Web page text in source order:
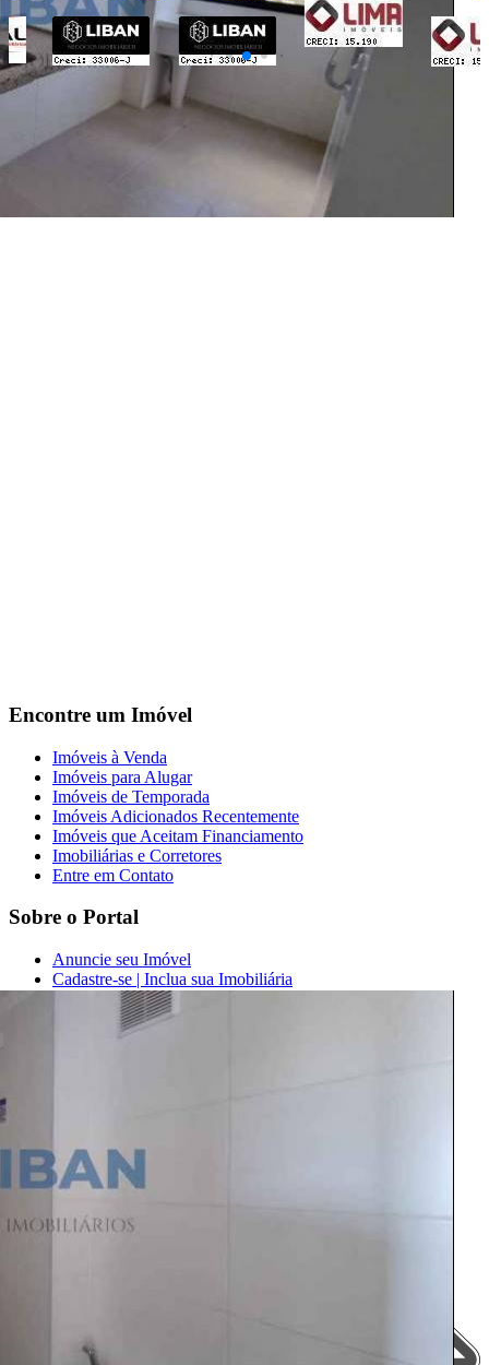
Últimos Imóveis Visitados
venda
Encontre um Imóvel
Imóveis à Venda
Imóveis para Alugar
Imóveis de Temporada
Imóveis Adicionados Recentemente
Imóveis que Aceitam Financiamento
Imobiliárias e Corretores
Entre em Contato
Sobre o Portal
Anuncie seu Imóvel
Cadastre-se | Inclua sua Imobiliária
Como Funciona
Termos de Uso
Política de Privacidade